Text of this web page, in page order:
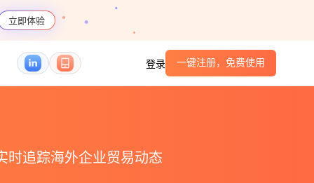
立即体验
登录 一键注册，免费使用
时追踪海外企业贸易动态